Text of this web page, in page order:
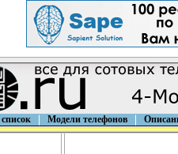
Модели телефонов